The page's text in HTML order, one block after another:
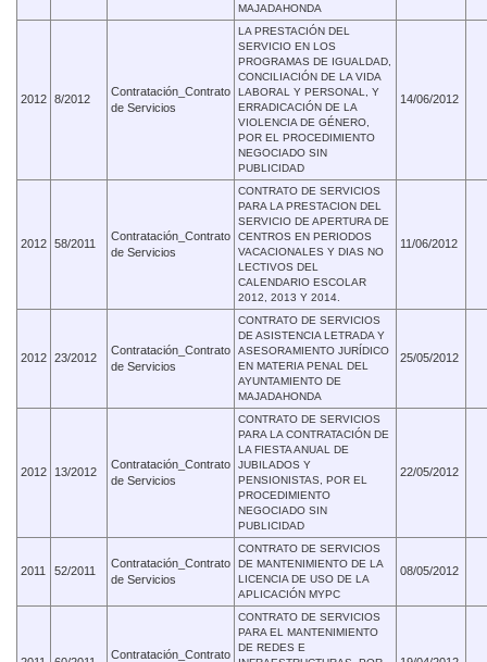
MAJADAHONDA
2012 8/2012
Contratación_Contrato
de Servicios
LA PRESTACIÓN DEL
SERVICIO EN LOS
PROGRAMAS DE IGUALDAD,
CONCILIACIÓN DE LA VIDA
LABORAL Y PERSONAL, Y
ERRADICACIÓN DE LA
VIOLENCIA DE GÉNERO,
POR EL PROCEDIMIENTO
NEGOCIADO SIN
PUBLICIDAD
14/06/2012
2012 58/2011
Contratación_Contrato
de Servicios
CONTRATO DE SERVICIOS
PARA LA PRESTACION DEL
SERVICIO DE APERTURA DE
CENTROS EN PERIODOS
VACACIONALES Y DIAS NO
LECTIVOS DEL
CALENDARIO ESCOLAR
2012, 2013 Y 2014.
11/06/2012
2012 23/2012
Contratación_Contrato
de Servicios
CONTRATO DE SERVICIOS
DE ASISTENCIA LETRADA Y
ASESORAMIENTO JURÍDICO
EN MATERIA PENAL DEL
AYUNTAMIENTO DE
MAJADAHONDA
25/05/2012
2012 13/2012
Contratación_Contrato
de Servicios
CONTRATO DE SERVICIOS
PARA LA CONTRATACIÓN DE
LA FIESTA ANUAL DE
JUBILADOS Y
PENSIONISTAS, POR EL
PROCEDIMIENTO
NEGOCIADO SIN
PUBLICIDAD
22/05/2012
2011 52/2011
Contratación_Contrato
de Servicios
CONTRATO DE SERVICIOS
DE MANTENIMIENTO DE LA
LICENCIA DE USO DE LA
APLICACIÓN MYPC
08/05/2012
Contratación_Contrato
CONTRATO DE SERVICIOS
PARA EL MANTENIMIENTO
DE REDES E